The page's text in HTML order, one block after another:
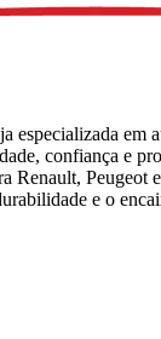
especializada em
confiança e
Renault, Peugeot
e o